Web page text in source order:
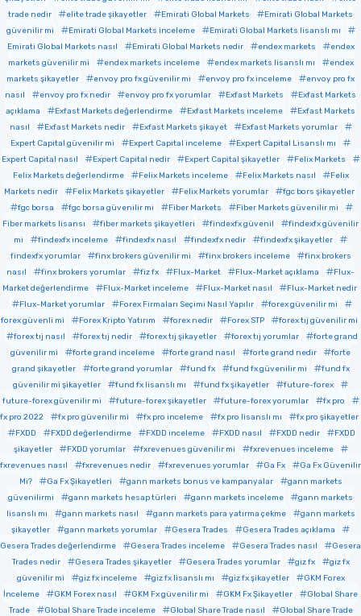
trade nedir
elite trade şikayetler Emirati Global Markets
Emirati Global Markets
güvenilir mi
Emirati Global Markets inceleme
Emirati Global Markets lisanslı mı
Emirati Global Markets nasıl
Emirati Global Markets nedir endex markets
endex
markets güvenilir mi
endex markets inceleme endex markets lisanslı mı
endex
markets şikayetler
envoy pro fx güvenilir mi envoy pro fx inceleme
envoy pro fx
nasıl
envoy pro fx nedir envoy pro fx yorumlar Exfast Markets
Exfast Markets
açıklama
Exfast Markets değerlendirme Exfast Markets inceleme
Exfast Markets
nasıl
Exfast Markets nedir Exfast Markets şikayet
Exfast Markets yorumlar
Expert Capital güvenilir mi
Expert Capital inceleme
Expert Capital Lisanslı mı
Expert Capital nasıl
Expert Capital nedir Expert Capital şikayetler
Felix Markets
Felix Markets değerlendirme
Felix Markets inceleme Felix Markets nasıl
Felix
Markets nedir
Felix Markets şikayetler Felix Markets yorumlar
fgc bors şikayetler
fgc borsa
fgc borsa güvenilir mi Fiber Markets
Fiber Markets güvenilir mi
Fiber markets lisansı
fiber markets şikayetleri findexfx güvenil
findexfx güvenilir
mi
findexfx inceleme findexfx nasıl findexfx nedir
findexfx şikayetler
findexfx yorumlar
finx brokers güvenilir mi finx brokers inceleme
finx brokers
nasıl
finx brokers yorumlar fiz fx Flux-Market Flux-Market açıklama
Flux-
Market değerlendirme
Flux-Market inceleme Flux-Market nasıl
Flux-Market nedir
Flux-Market yorumlar
Forex Firmaları Seçimi Nasıl Yapılır
forex güvenilir mi
forex güvenli mi
Forex Kripto Yatırım forex nedir Forex STP
forex tıj güvenilir mi
forex tıj nasıl
forex tıj nedir forex tıj şikayetler forex tıj yorumlar
forte grand
güvenilir mi
forte grand inceleme forte grand nasıl forte grand nedir
forte
grand şikayetler
forte grand yorumlar fund fx fund fx güvenilir mi
fund fx
güvenilir mi şikayetler
fund fx lisanslı mı fund fx şikayetler
future-forex
future-forex güvenilir mi
future-forex şikayetler future-forex yorumlar
fx pro
fx pro 2022
fx pro güvenilir mi fx pro inceleme fx pro lisanslı mı
fx pro şikayetler
FXDD
FXDD değerlendirme FXDD inceleme FXDD nasıl FXDD nedir
FXDD
şikayetler
FXDD yorumlar fxrevenues güvenilir mi
fxrevenues inceleme
fxrevenues nasıl
fxrevenues nedir fxrevenues yorumlar Ga Fx
Ga Fx Güvenilir
Mi?
Ga Fx Şikayetleri gann markets bonus ve kampanyalar
gann markets
güvenilirmi
gann markets hesap türleri gann markets inceleme
gann markets
lisanslı mı
gann markets nasıl gann markets para yatırma çekme
gann markets
şikayetler
gann markets yorumlar Gesera Trades
Gesera Trades açıklama
Gesera Trades değerlendirme
Gesera Trades inceleme Gesera Trades nasıl
Gesera
Trades nedir
Gesera Trades şikayetler Gesera Trades yorumlar giz fx
giz fx
güvenilir mi
giz fx inceleme giz fx lisanslı mı giz fx şikayetler
GKM Forex
İnceleme
GKM Forex nasıl GKM Fx güvenilir mi GKM Fx Şikayetler
Global Share
Trade
Global Share Trade inceleme Global Share Trade nasıl
Global Share Trade